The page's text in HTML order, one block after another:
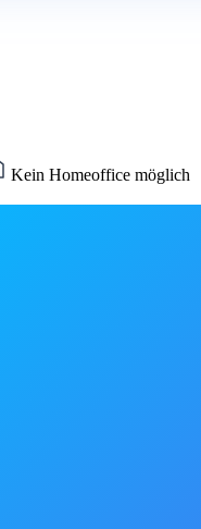
Kein Homeoffice möglich